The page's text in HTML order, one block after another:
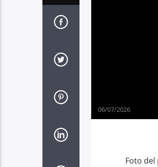
06/07/2026
Foto del